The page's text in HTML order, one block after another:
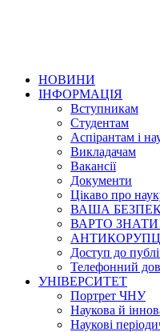
НОВИНИ
ІНФОРМАЦІЯ
Вступникам
Студентам
Аспірантам і
Викладачам
Вакансії
Документи
Цікаво про
ВАША
ВАРТО
Доступ до
Телефонний
УНІВЕРСИТЕТ
Портрет ЧНУ
Наукова й
Наукові